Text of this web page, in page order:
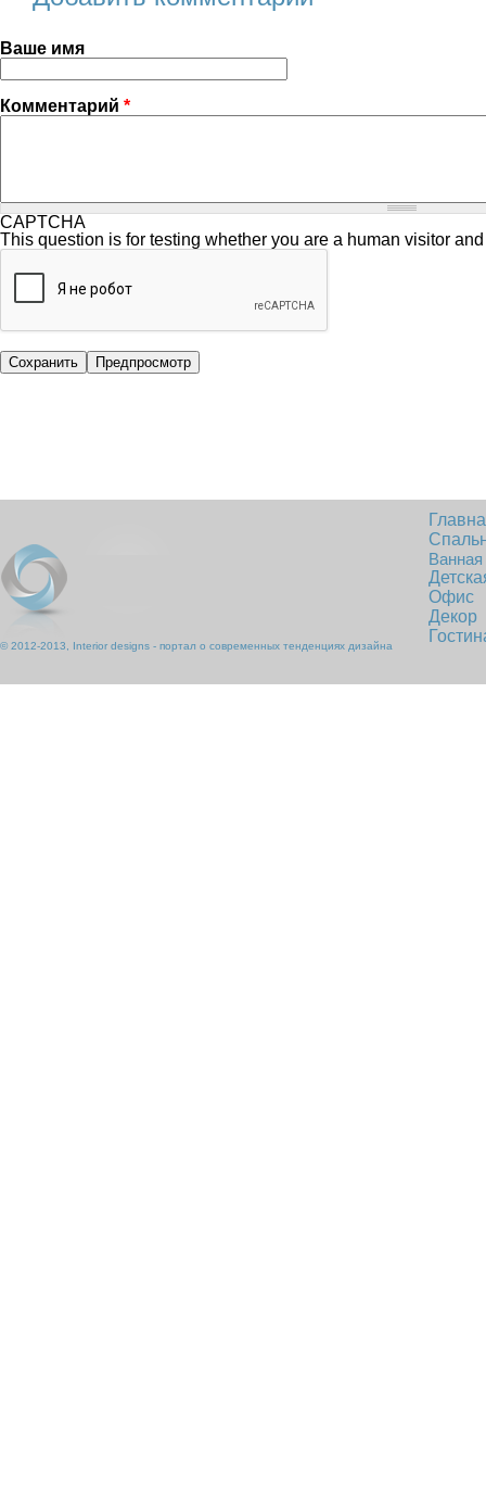
Ваше имя
Комментарий *
CAPTCHA
This question is for testing whether you are a human visitor
© 2012-2013, Interior designs - портал о современных тенденциях дизайна
Ванная
Офис
Декор